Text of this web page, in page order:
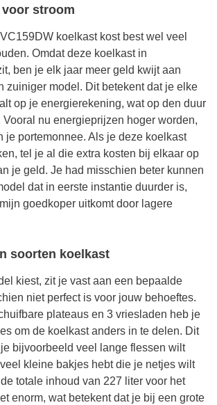
stroom
koelkast kost best wel veel
Omdat deze koelkast in
ben je elk jaar meer geld kwijt aan
zuiniger model. Dit betekent dat je elke
op je energierekening, wat op den duur
nu energieprijzen hoger worden,
je portemonnee. Als je deze koelkast
tel je al die extra kosten bij elkaar op
je geld. Je had misschien beter kunnen
dat in eerste instantie duurder is,
goedkoper uitkomt door lagere
soorten koelkast
kiest, zit je vast aan een bepaalde
niet perfect is voor jouw behoeftes.
plateaus en 3 vriesladen heb je
om de koelkast anders in te delen. Dit
bijvoorbeeld veel lange flessen wilt
kleine bakjes hebt die je netjes wilt
totale inhoud van 227 liter voor het
enorm, wat betekent dat je bij een grote